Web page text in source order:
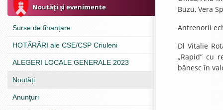
Noutăţi şi evenimente
Surse de finanțare
HOTĂRÂRI ale CSE/CSP Criuleni
ALEGERI LOCALE GENERALE 2023
Noutăți
Anunţuri
Buzu, Vera
Antrenorii
Dl Vitalie
„Rapid” cu
bănesc în